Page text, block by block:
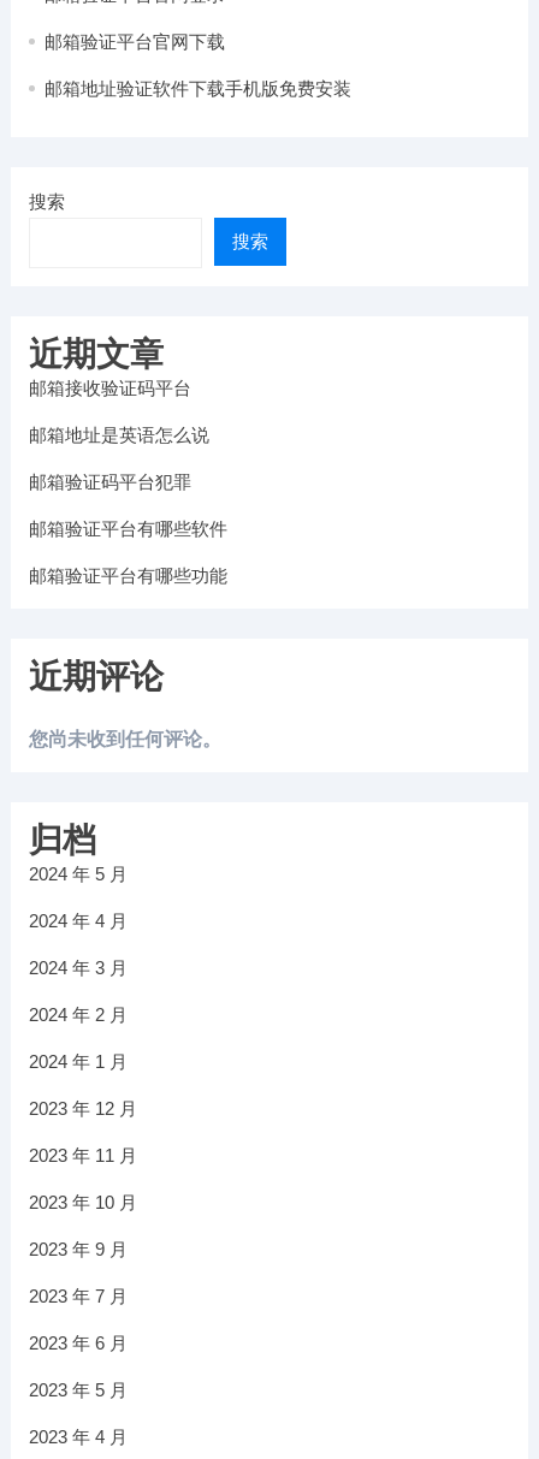
邮箱验证平台官网下载
邮箱地址验证软件下载手机版免费安装
搜索
搜索
近期文章
邮箱接收验证码平台
邮箱地址是英语怎么说
邮箱验证码平台犯罪
邮箱验证平台有哪些软件
邮箱验证平台有哪些功能
近期评论
您尚未收到任何评论。
归档
2024 年 5 月
2024 年 4 月
2024 年 3 月
2024 年 2 月
2024 年 1 月
2023 年 12 月
2023 年 11 月
2023 年 10 月
2023 年 9 月
2023 年 7 月
2023 年 6 月
2023 年 5 月
2023 年 4 月